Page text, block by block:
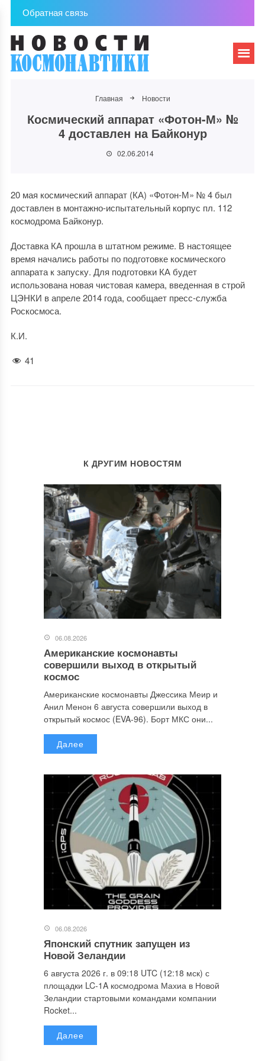
Обратная связь
Главная Новости
Космический аппарат «Фотон-М» №
4 доставлен на Байконур
02.06.2014
20 мая космический аппарат (КА) «Фотон-М» № 4 был
доставлен в монтажно-испытательный корпус пл. 112
космодрома Байконур.
Доставка КА прошла в штатном режиме. В настоящее
время начались работы по подготовке космического
аппарата к запуску. Для подготовки КА будет
использована новая чистовая камера, введенная в строй
ЦЭНКИ в апреле 2014 года, сообщает пресс-служба
Роскосмоса.
К.И.
41
К ДРУГИМ НОВОСТЯМ
06.08.2026
Американские космонавты
совершили выход в открытый
космос
Американские космонавты Джессика Меир и
Анил Менон 6 августа совершили выход в
открытый космос (EVA-96). Борт МКС они...
Далее
06.08.2026
Японский спутник запущен из
Новой Зеландии
6 августа 2026 г. в 09:18 UTC (12:18 мск) с
площадки LC-1A космодрома Махиа в Новой
Зеландии стартовыми командами компании
Rocket...
Далее